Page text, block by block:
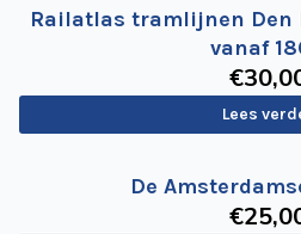
Railatlas tramlijnen Den
vanaf
€30
Lees
De
€25